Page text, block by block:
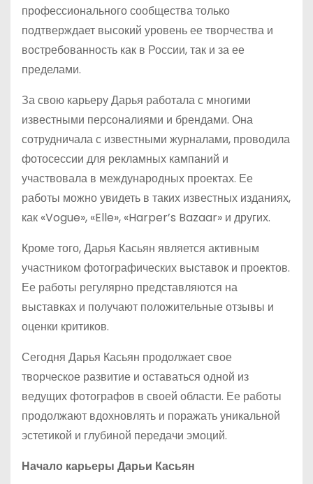
профессионального сообщества только
подтверждает высокий уровень ее творчества и
востребованность как в России, так и за ее
пределами.
За свою карьеру Дарья работала с многими
известными персоналиями и брендами. Она
сотрудничала с известными журналами, проводила
фотосессии для рекламных кампаний и
участвовала в международных проектах. Ее
работы можно увидеть в таких известных изданиях,
как «Vogue», «Elle», «Harper’s Bazaar» и других.
Кроме того, Дарья Касьян является активным
участником фотографических выставок и проектов.
Ее работы регулярно представляются на
выставках и получают положительные отзывы и
оценки критиков.
Сегодня Дарья Касьян продолжает свое
творческое развитие и оставаться одной из
ведущих фотографов в своей области. Ее работы
продолжают вдохновлять и поражать уникальной
эстетикой и глубиной передачи эмоций.
Начало карьеры Дарьи Касьян